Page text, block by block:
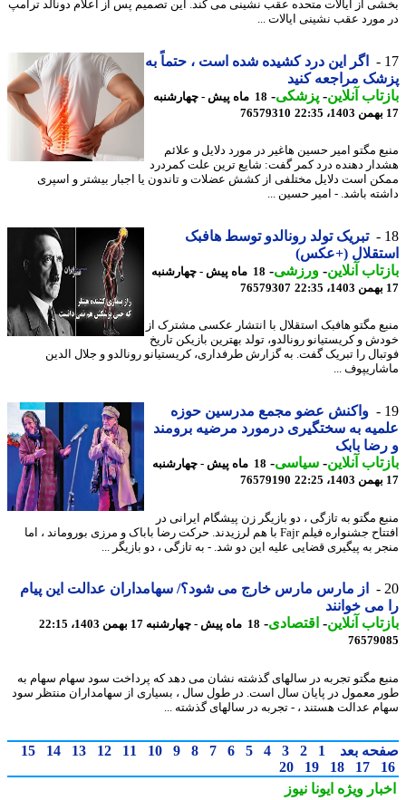
از ایالات متحده عقب نشینی می کند. این تصمیم پس از اعلام دونالد ترامپ
عقب نشینی ایالات ...
اگر این درد کشیده شده است ، حتماً به
مراجعه کنید
آنلاین-پزشکی-
18 ماه پیش - چهارشنبه
76579310
مگتو امیر حسین هاغیر در مورد دلایل و علائم
دهنده درد کمر گفت: شایع ترین علت کمردرد
است دلایل مختلفی از کشش عضلات و تاندون یا اجبار بیشتر و اسپری
باشد. - امیر حسین ...
تبریک تولد رونالدو توسط هافبک
(+عکس)
آنلاین-ورزشی-
18 ماه پیش - چهارشنبه
76579307
مگتو هافبک استقلال با انتشار عکسی مشترک از
و کریستیانو رونالدو، تولد بهترین بازیکن تاریخ
را تبریک گفت. به گزارش طرفداری، کریستیانو رونالدو و جلال الدین
...
واکنش عضو مجمع مدرسین حوزه
به سختگیری درمورد مرضیه برومند
بابک
آنلاین-سیاسی-
18 ماه پیش - چهارشنبه
76579190
مگتو به تازگی ، دو بازیگر زن پیشگام ایرانی در
افتتاح جشنواره فیلم Fajr با هم لرزیدند. حرکت رضا باباک و مرزی بوروماند ، اما
به پیگیری قضایی علیه این دو شد. - به تازگی ، دو بازیگر ...
از مارس مارس خارج می شود؟/ سهامداران عدالت این پیام
خوانند
آنلاین-اقتصادی-18 ماه پیش - چهارشنبه 17 بهمن 1403، 22:15
مگتو تجربه در سالهای گذشته نشان می دهد که پرداخت سود سهام سهام به
معمول در پایان سال است. در طول سال ، بسیاری از سهامداران منتظر سود
عدالت هستند ، - تجربه در سالهای گذشته ...
بعد 1
2
3
4
5
6
7
8
9
10
11
12
13
14
15
17
18
19
20
ویژهایونا نیوز